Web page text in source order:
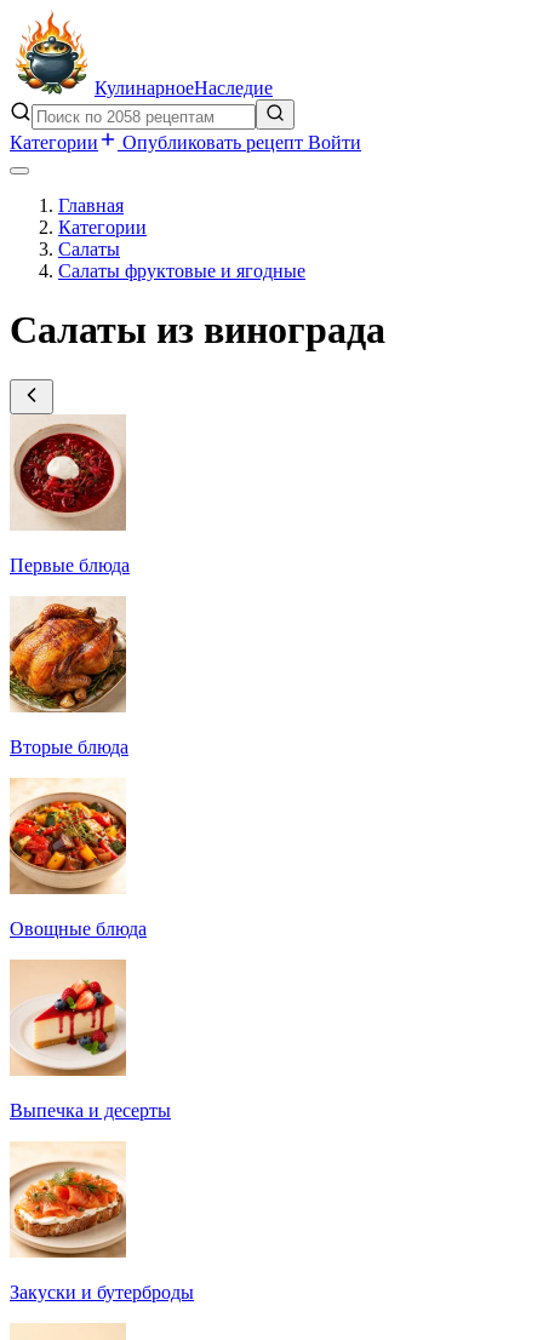
КулинарноеНаследие
Категории Опубликовать рецепт Войти
Главная
Категории
Салаты
Салаты фруктовые и ягодные
Салаты из винограда
Первые блюда
Вторые блюда
Овощные блюда
Выпечка и десерты
Закуски и бутерброды